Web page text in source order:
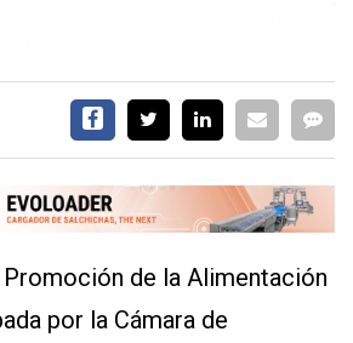
Promoción de la Alimentación
por la Cámara de